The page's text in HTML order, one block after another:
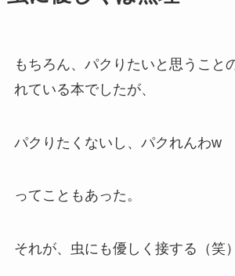
もちろん、パクりたいと思うこと
れている本でしたが、
パクりたくないし、パクれんわw
ってこともあった。
それが、虫にも優しく接する（笑）